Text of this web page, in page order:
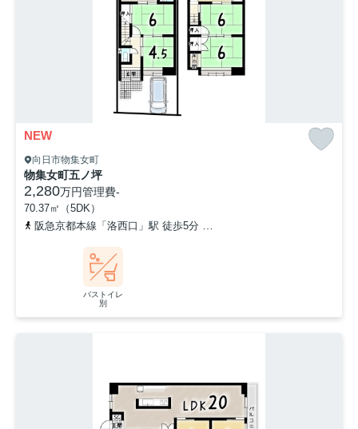
NEW
向日市物集女町
物集女町五ノ坪
2,280万円管理費-
70.37㎡（5DK）
阪急京都本線「洛西口」駅 徒歩5分
バストイレ
別